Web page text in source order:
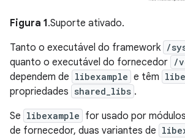
Figura 1.Suporte ativado.
Tanto o executável do framework /
quanto o executável do fornecedor /
dependem de libexample e têm
propriedades shared_libs .
Se libexample for usado por
de fornecedor, duas variantes de